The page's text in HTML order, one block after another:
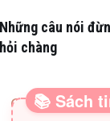
Những câu nói
hỏi chàng
SÁCH HAY CHO
📚 Sách